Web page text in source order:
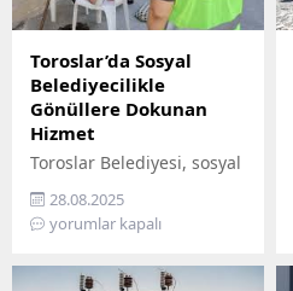
Toroslar’da Sosyal
Belediyecilikle
Gönüllere Dokunan
Hizmet
Toroslar Belediyesi, sosyal
belediyecilik anlayışıyla
vatandaşların gönüllerine
dokunmaya devam ediyor.
vatandaşlar, özel
28.08.2025
yorumlar kapalı